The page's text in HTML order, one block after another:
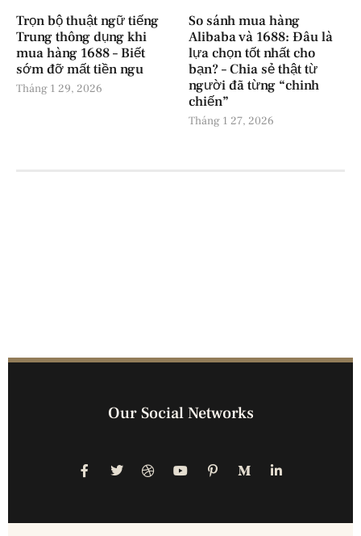
Trọn bộ thuật ngữ tiếng
Trung thông dụng khi
mua hàng 1688 – Biết
sớm đỡ mất tiền ngu
Tháng 1 29, 2026
So sánh mua hàng
Alibaba và 1688: Đâu là
lựa chọn tốt nhất cho
bạn? – Chia sẻ thật từ
người đã từng “chinh
chiến”
Tháng 1 27, 2026
Our Social Networks